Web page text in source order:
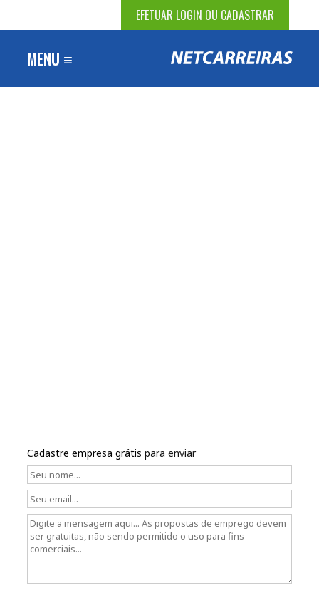
EFETUAR LOGIN OU CADASTRAR
MENU ≡
Cadastre empresa grátis para enviar